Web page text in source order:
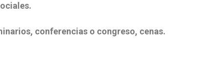
conferencias o congreso, cenas.